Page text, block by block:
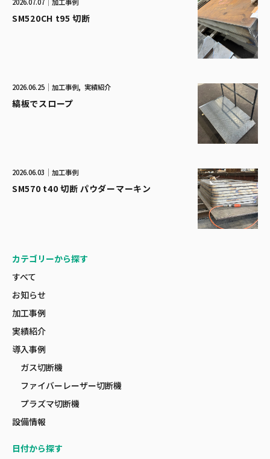
SM520CH t95 切断
2026.06.25 加工事例 実績紹介
縞板でスロープ
2026.06.03 加工事例
SM570 t40 切断 パウダーマーキン
カテゴリーから探す
すべて
お知らせ
加工事例
実績紹介
導入事例
ガス切断機
ファイバーレーザー切断機
プラズマ切断機
設備情報
日付から探す